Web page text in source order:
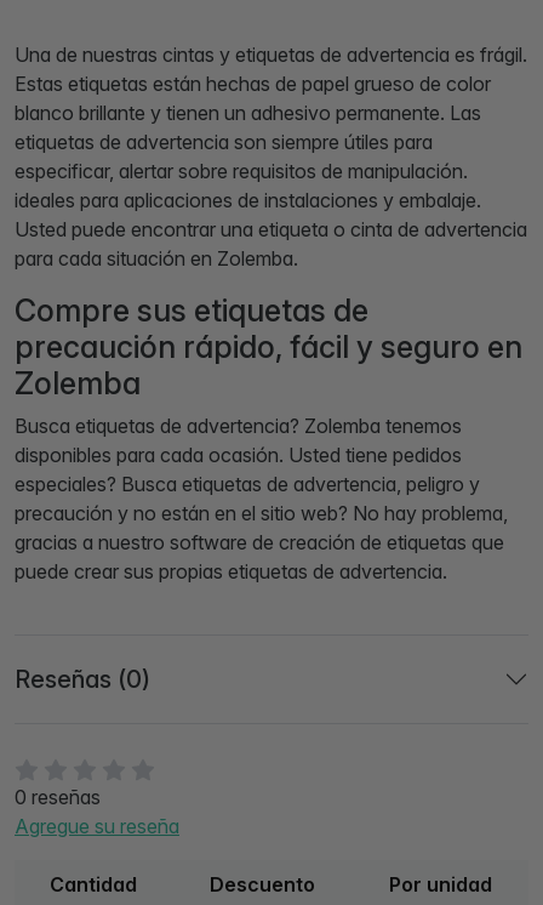
0 reseñas
Agregue su reseña
Cantidad Descuento Por unidad
Una de nuestras cintas y etiquetas de advertencia es frágil.
Estas etiquetas están hechas de papel grueso de color
blanco brillante y tienen un adhesivo permanente. Las
etiquetas de advertencia son siempre útiles para
especificar, alertar sobre requisitos de manipulación.
ideales para aplicaciones de instalaciones y embalaje.
Usted puede encontrar una etiqueta o cinta de advertencia
para cada situación en Zolemba.
Compre sus etiquetas de
precaución rápido, fácil y seguro en
Zolemba
Busca etiquetas de advertencia? Zolemba tenemos
disponibles para cada ocasión. Usted tiene pedidos
especiales? Busca etiquetas de advertencia, peligro y
precaución y no están en el sitio web? No hay problema,
gracias a nuestro software de creación de etiquetas que
puede crear sus propias etiquetas de advertencia.
Reseñas (0)